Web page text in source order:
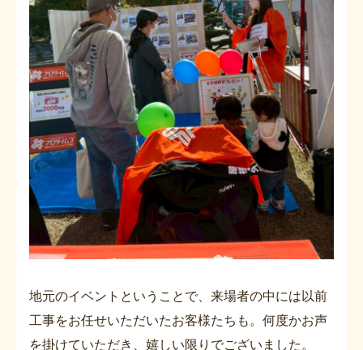
地元のイベントということで、来場者の中には以前
工事をお任せいただいたお客様たちも。何度かお声
を掛けていただき、嬉しい限りでございました。